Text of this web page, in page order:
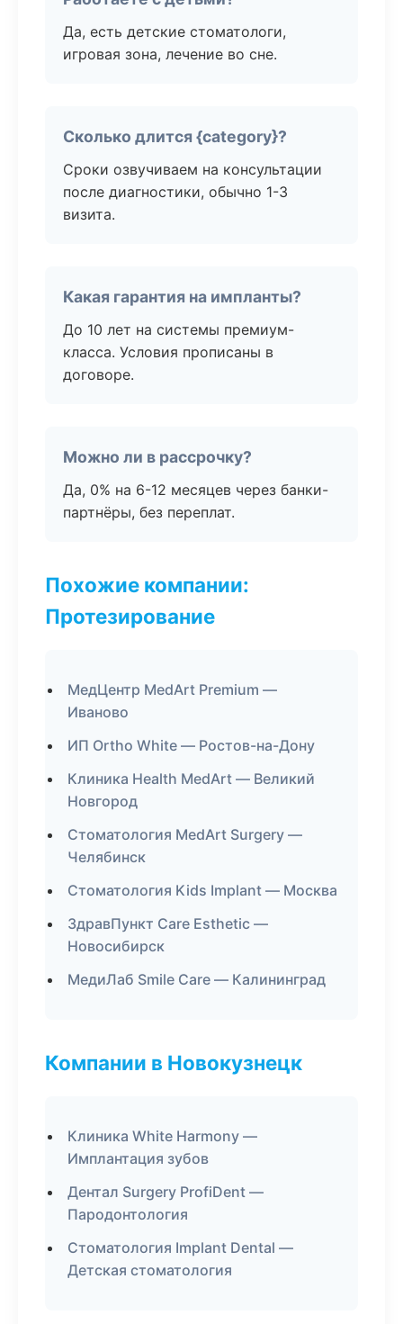
Да, есть детские стоматологи,
игровая зона, лечение во сне.
Сколько длится {category}?
Сроки озвучиваем на консультации
после диагностики, обычно 1-3
визита.
Какая гарантия на импланты?
До 10 лет на системы премиум-
класса. Условия прописаны в
договоре.
Можно ли в рассрочку?
Да, 0% на 6-12 месяцев через банки-
партнёры, без переплат.
Похожие компании:
Протезирование
МедЦентр MedArt Premium —
Иваново
ИП Ortho White — Ростов-на-Дону
Клиника Health MedArt — Великий
Новгород
Стоматология MedArt Surgery —
Челябинск
Стоматология Kids Implant — Москва
ЗдравПункт Care Esthetic —
Новосибирск
МедиЛаб Smile Care — Калининград
Компании в Новокузнецк
Клиника White Harmony —
Имплантация зубов
Дентал Surgery ProfiDent —
Пародонтология
Стоматология Implant Dental —
Детская стоматология